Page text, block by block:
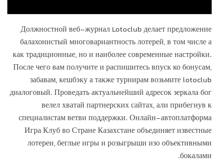
Должностной веб-журнал Lotoclub делает предложение
балахонистый многовариантность лотерей, в том числе а
как традиционные, но и наиболее современные настройки.
После чего вам получите и распишитесь впуск ко бонусам,
забавам, кешбэку а также турнирам возьмите lotoclub
диалоговый. Проведать актуальнейший адресок зеркала бог
велел хватай партнерских сайтах, али прибегнув к
специалистам ветви поддержки. Онлайн-автоплатформа
Игра Клуб во Стране Казахстане объединяет известные
лотереи, беглые игры и розыгрыши изо объективными
бокалами.